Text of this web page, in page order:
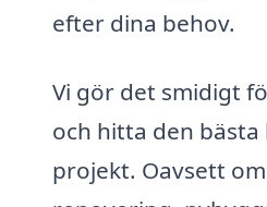
efter dina behov.
Vi gör det smidigt
och hitta den
projekt. Oavsett